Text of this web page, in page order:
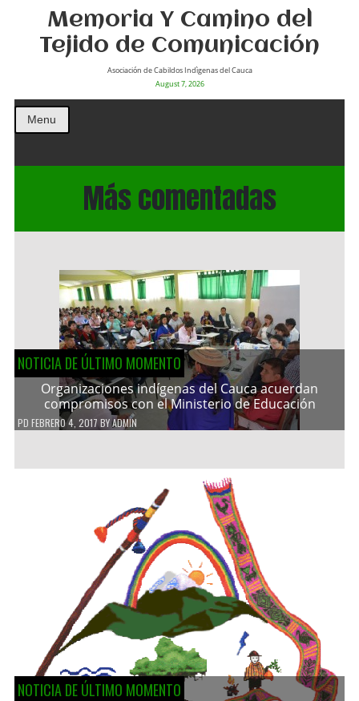
Memoria Y Camino del
Tejido de Comunicación
Asociación de Cabildos Indìgenas del Cauca
August 7, 2026
Menu
Más comentadas
NOTICIA DE ÚLTIMO MOMENTO
Organizaciones indígenas del Cauca acuerdan
compromisos con el Ministerio de Educación
PD FEBRERO 4, 2017 BYADMIN
NOTICIA DE ÚLTIMO MOMENTO